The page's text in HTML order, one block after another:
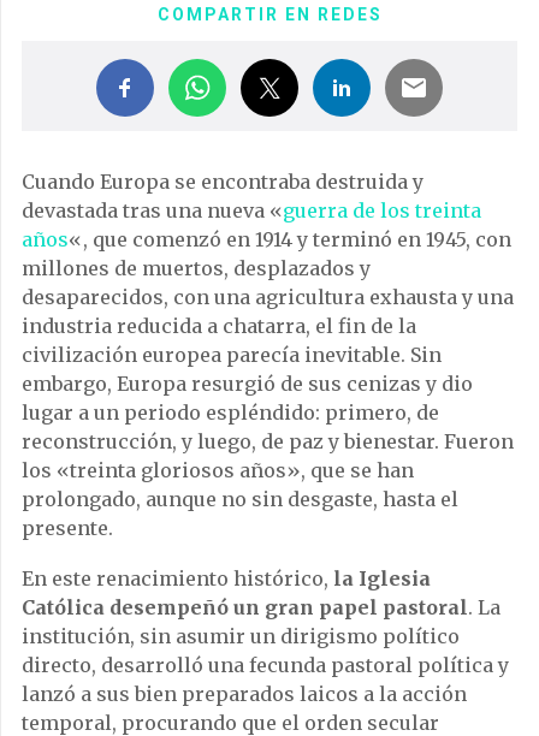
COMPARTIR EN REDES
Cuando Europa se encontraba destruida y
devastada tras una nueva «guerra de los treinta
años«, que comenzó en 1914 y terminó en 1945, con
millones de muertos, desplazados y
desaparecidos, con una agricultura exhausta y una
industria reducida a chatarra, el fin de la
civilización europea parecía inevitable. Sin
embargo, Europa resurgió de sus cenizas y dio
lugar a un periodo espléndido: primero, de
reconstrucción, y luego, de paz y bienestar. Fueron
los «treinta gloriosos años», que se han
prolongado, aunque no sin desgaste, hasta el
presente.
En este renacimiento histórico, la Iglesia
Católica desempeñó un gran papel pastoral. La
institución, sin asumir un dirigismo político
directo, desarrolló una fecunda pastoral política y
lanzó a sus bien preparados laicos a la acción
temporal, procurando que el orden secular